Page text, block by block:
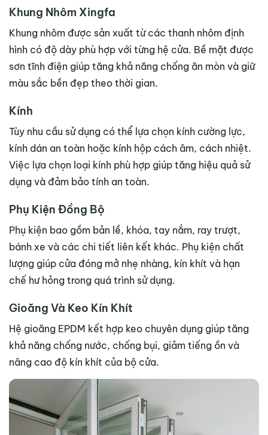
Khung Nhôm Xingfa
Khung nhôm được sản xuất từ các thanh nhôm định
hình có độ dày phù hợp với từng hệ cửa. Bề mặt được
sơn tĩnh điện giúp tăng khả năng chống ăn mòn và giữ
màu sắc bền đẹp theo thời gian.
Kính
Tùy nhu cầu sử dụng có thể lựa chọn kính cường lực,
kính dán an toàn hoặc kính hộp cách âm, cách nhiệt.
Việc lựa chọn loại kính phù hợp giúp tăng hiệu quả sử
dụng và đảm bảo tính an toàn.
Phụ Kiện Đồng Bộ
Phụ kiện bao gồm bản lề, khóa, tay nắm, ray trượt,
bánh xe và các chi tiết liên kết khác. Phụ kiện chất
lượng giúp cửa đóng mở nhẹ nhàng, kín khít và hạn
chế hư hỏng trong quá trình sử dụng.
Gioăng Và Keo Kín Khít
Hệ gioăng EPDM kết hợp keo chuyên dụng giúp tăng
khả năng chống nước, chống bụi, giảm tiếng ồn và
nâng cao độ kín khít của bộ cửa.